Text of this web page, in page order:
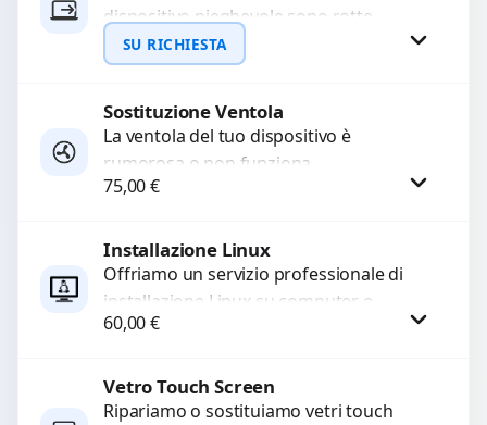
dispositivo pieghevole sono rotte,
allentate o bloccate? Ripariamo o
sostituiamo cerniere difettose con
SU RICHIESTA
Richiedi Preventivo
WhatsApp
Sostituzione Ventola
La ventola del tuo dispositivo è
rumorosa o non funziona
correttamente? Offriamo la sostituzione
garantiti...
75,00€
Procedi
Installazione Linux
Offriamo un servizio professionale di
installazione Linux su computer e
notebook, garantendo compatibilità
distribuzioni personalizzate come...
60,00€
Procedi
Vetro Touch Screen
Ripariamo o sostituiamo vetri touch